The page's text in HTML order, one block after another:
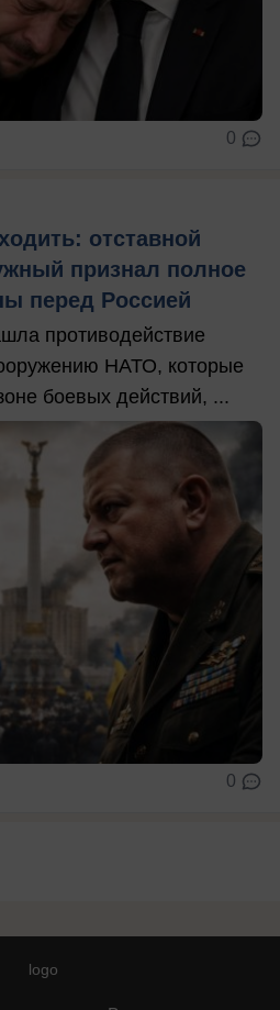
0
отставной
признал полное
перед Россией
противодействие
НАТО, которые
боевых действий, ...
0